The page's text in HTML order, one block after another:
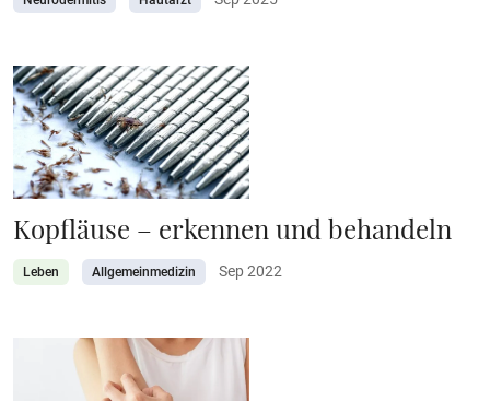
Kopfläuse – erkennen und behandeln
Leben Allgemeinmedizin Sep 2022